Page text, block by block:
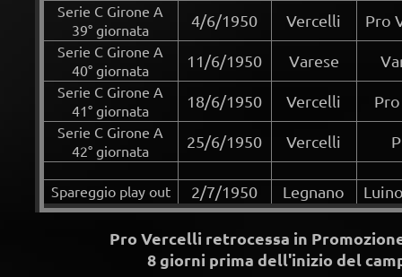
Serie C Girone A
39° giornata
4/6/1950 Vercelli Pro
Serie C Girone A
40° giornata
11/6/1950 Varese
Serie C Girone A
41° giornata
18/6/1950 Vercelli
Serie C Girone A
42° giornata
25/6/1950 Vercelli
Spareggio play out 2/7/1950 Legnano
Pro Vercelli retrocessa in
8 giorni prima dell'inizio del